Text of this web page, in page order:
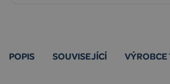
POPIS SOUVISEJÍCÍ